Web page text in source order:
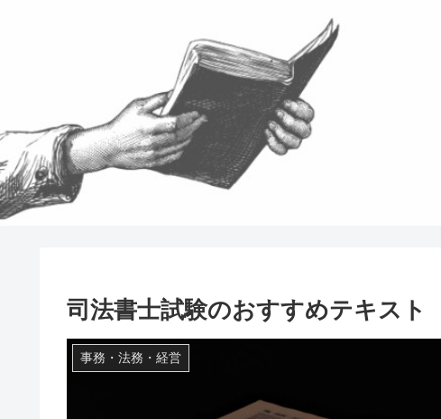
司法書士試験のおすすめテキスト
事務・法務・経営